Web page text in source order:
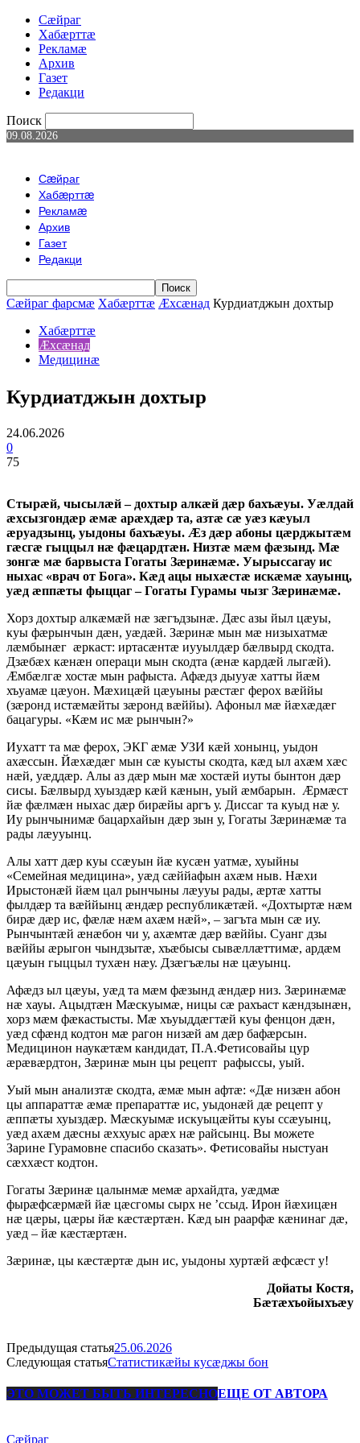
Сæйраг
Хабæрттæ
Рекламæ
Архив
Газет
Редакци
Поиск
09.08.2026
Сæйраг
Хабæрттæ
Рекламæ
Архив
Газет
Редакци
Сæйраг фарсмæ Хабæрттæ Æхсæнад Курдиатджын дохтыр
Хабæрттæ
Æхсæнад
Медицинæ
Курдиатджын дохтыр
24.06.2026
0
75
Стырæй, чысылæй – дохтыр алкæй дæр бахъæуы. Уæлдай
æхсызгондæр æмæ арæхдæр та, азтæ сæ уæз кæуыл
æруадзынц, уыдоны бахъæуы. Æз дæр абоны цæрджытæм
гæсгæ гыццыл нæ фæцардтæн. Низтæ мæм фæзынд. Мæ
зонгæ мæ барвыста Гогаты Зæринæмæ. Уырыссагау ис
ныхас «врач от Бога». Кæд ацы ныхæстæ искæмæ хауынц,
уæд æппæты фыццаг – Гогаты Гурамы чызг Зæринæмæ.
Хорз дохтыр алкæмæй нæ зæгъдзынæ. Дæс азы йыл цæуы,
куы фæрынчын дæн, уæдæй. Зæринæ мын мæ низыхатмæ
лæмбынæг æркаст: иртасæнтæ иууылдæр бæлвырд скодта.
Дзæбæх кæнæн операци мын скодта (æнæ кардæй лыгæй).
Æмбæлгæ хостæ мын рафыста. Афæдз дыууæ хатты йæм
хъуамæ цæуон. Мæхицæй цæуыны рæстæг ферох вæййы
(зæронд истæмæйты зæронд вæййы). Афоныл мæ йæхæдæг
бацагуры. «Кæм ис мæ рынчын?»
Иухатт та мæ ферох, ЭКГ æмæ УЗИ кæй хонынц, уыдон
ахæссын. Йæхæдæг мын сæ куысты скодта, кæд ыл ахæм хæс
нæй, уæддæр. Алы аз дæр мын мæ хостæй иуты бынтон дæр
сисы. Бæлвырд хуыздæр кæй кæнын, уый æмбарын. Æрмæст
йæ фæлмæн ныхас дæр бирæйы аргъ у. Диссаг та куыд нæ у.
Иу рынчынимæ бацархайын дæр зын у, Гогаты Зæринæмæ та
рады лæууынц.
Алы хатт дæр куы ссæуын йæ кусæн уатмæ, хуыйны
«Семейная медицина», уæд сæййафын ахæм ныв. Нæхи
Ирыстонæй йæм цал рынчыны лæууы рады, æртæ хатты
фылдæр та вæййынц æндæр республикæтæй. «Дохтыртæ нæм
бирæ дæр ис, фæлæ нæм ахæм нæй», – загъта мын сæ иу.
Рынчынтæй æнæбон чи у, ахæмтæ дæр вæййы. Суанг дзы
вæййы æрыгон чындзытæ, хъæбысы сывæллæттимæ, ардæм
цæуын гыццыл тухæн нæу. Дзæгъæлы нæ цæуынц.
Афæдз ыл цæуы, уæд та мæм фæзынд æндæр низ. Зæринæмæ
нæ хауы. Ацыдтæн Мæскуымæ, ницы сæ рахъаст кæндзынæн,
хорз мæм фæкастысты. Мæ хъуыддæгтæй куы фенцон дæн,
уæд сфæнд кодтон мæ рагон низæй ам дæр бафæрсын.
Медицинон наукæтæм кандидат, П.А.Фетисовайы цур
æрæвæрдтон, Зæринæ мын цы рецепт рафыссы, уый.
Уый мын анализтæ скодта, æмæ мын афтæ: «Дæ низæн абон
цы аппараттæ æмæ препараттæ ис, уыдонæй дæ рецепт у
æппæты хуыздæр. Мæскуымæ искуыцæйты куы ссæуынц,
уæд ахæм дæсны æххуыс арæх нæ райсынц. Вы можете
Зарине Гурамовне спасибо сказать». Фетисовайы ныстуан
сæххæст кодтон.
Гогаты Зæринæ цалынмæ мемæ архайдта, уæдмæ
фырæфсæрмæй йæ цæсгомы сырх не ’ссыд. Ирон йæхицæн
нæ цæры, цæры йæ кæстæртæн. Кæд ын раарфæ кæнинаг дæ,
уæд – йæ кæстæртæн.
Зæринæ, цы кæстæртæ дын ис, уыдоны хуртæй æфсæст у!
Дойаты Костя,
Бæтæхъойыхъæу
Предыдущая статья25.06.2026
Следующая статьяСтатистикæйы кусæджы бон
ЭТО МОЖЕТ БЫТЬ ИНТЕРЕСНОЕЩЕ ОТ АВТОРА
Сæйраг